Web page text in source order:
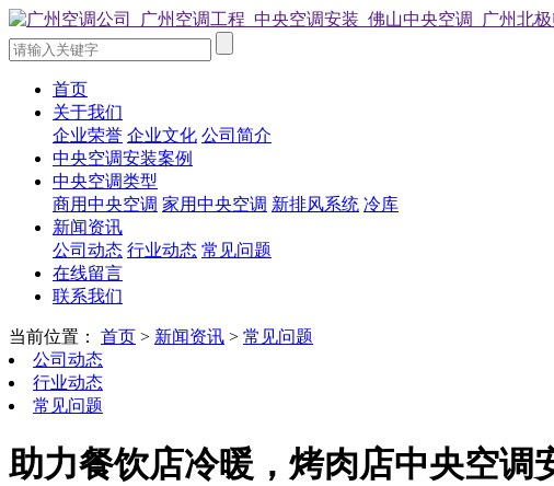
首页
关于我们
企业荣誉 企业文化 公司简介
中央空调安装案例
中央空调类型
商用中央空调 家用中央空调 新排风系统 冷库
新闻资讯
公司动态 行业动态 常见问题
在线留言
联系我们
当前位置： 首页 > 新闻资讯 > 常见问题
公司动态
行业动态
常见问题
助力餐饮店冷暖，烤肉店中央空调